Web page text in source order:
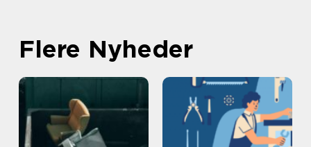
Flere Nyheder